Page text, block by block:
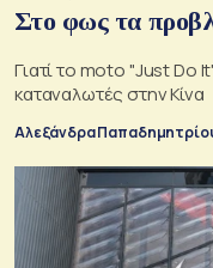
Στο φως τα
Γιατί το moto "Just Do
καταναλωτές στην Κίνα
Αλεξάνδρα